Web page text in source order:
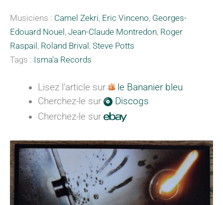
Musiciens : Camel Zekri, Eric Vinceno, Georges-
Edouard Nouel , Jean-Claude Montredon, Roger
Raspail , Roland Brival , Steve Potts
Tags : Isma'a Records
Lisez l'article sur
le Bananier bleu
Cherchez-le sur
Discogs
Cherchez-le sur